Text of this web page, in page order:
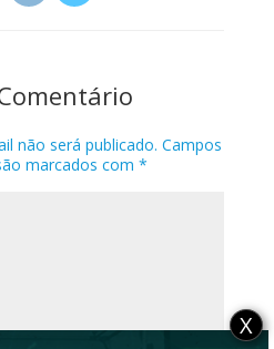
não será publicado. Campos
marcados com*
X